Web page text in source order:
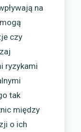
na
czy
ryzykami
tak
między
o ich